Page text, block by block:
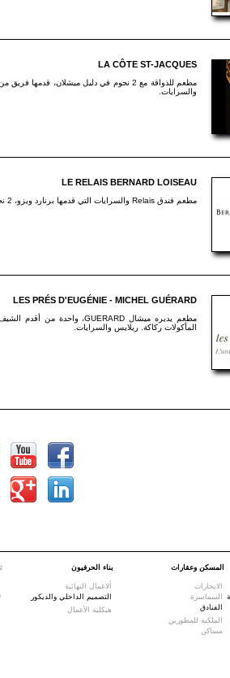
LA CÔTE ST-JACQUES
مطعم للذواقة مع 2 نجوم في دليل ميشلان،
والسرايات.
LE RELAIS BERNARD LOISEAU
مطعم فندق Relais والسرايات التي قدمها برنارد ويزو، 2 نجوم في دليل ميشلان. فندق 5 نجوم.
LES PRÉS D'EUGÉNIE - MICHEL GUÉRARD
المأكولات ركاكة. ريلايس والسرايات.
المسكن وعقارات
الايجارات
السماسرة
الفنادق
الملكية للمطورين
مساكن
بناء الحرفيون
ألاعمال النهائية
التصميم الداخلي والديكور
هيكلية الأعمال